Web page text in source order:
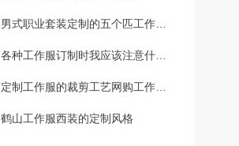
男式职业套装定制的五个匹工作服裙底配点
各种工作服订制时我应该注意什么？
定制工作服的裁剪工艺网购工作服要求
鹤山工作服西装的定制风格